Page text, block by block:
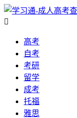

高考
自考
考研
留学
成考
托福
雅思